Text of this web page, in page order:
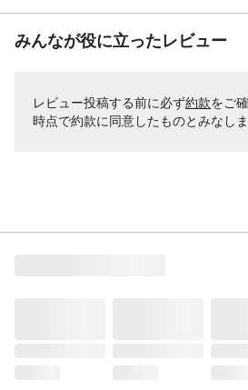
みんなが役に立ったレビュー
レビュー投稿する前に必ず約款をご
時点で約款に同意したものとみなしま